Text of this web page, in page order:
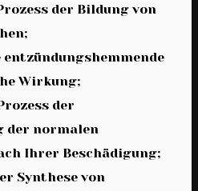
der Bildung von
Wirkung;
der
der normalen
Ihrer Beschädigung;
Synthese von